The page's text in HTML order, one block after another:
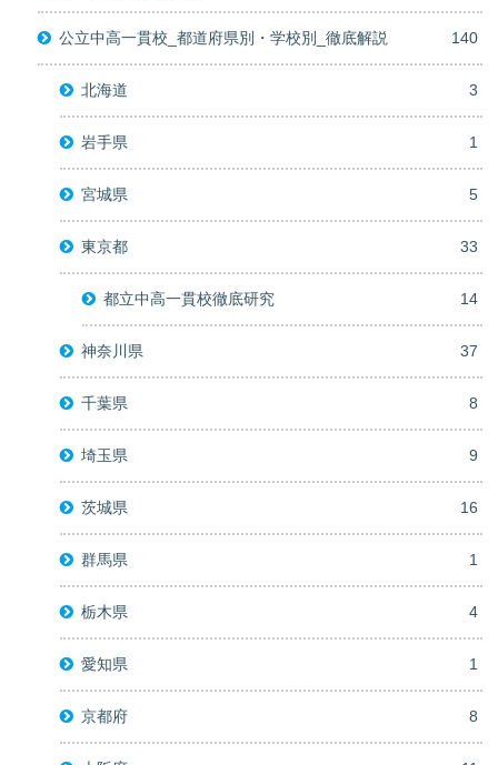
公立中高一貫校_都道府県別・学校別_徹底解説 140
北海道 3
岩手県 1
宮城県 5
東京都 33
都立中高一貫校徹底研究 14
神奈川県 37
千葉県 8
埼玉県 9
茨城県 16
群馬県 1
栃木県 4
愛知県 1
京都府 8